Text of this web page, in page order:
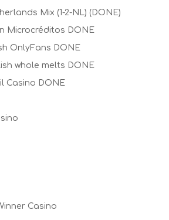
Mix (1-2-NL) (DONE)
Microcréditos DONE
OnlyFans DONE
whole melts DONE
Casino DONE
Casino